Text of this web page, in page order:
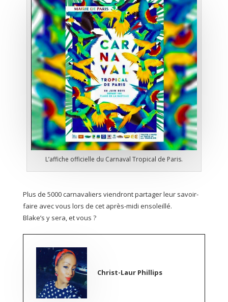
L’affiche officielle du Carnaval Tropical de Paris.
Plus de 5000 carnavaliers viendront partager leur savoir-
faire avec vous lors de cet après-midi ensoleillé.
Blake’s y sera, et vous ?
Christ-Laur Phillips